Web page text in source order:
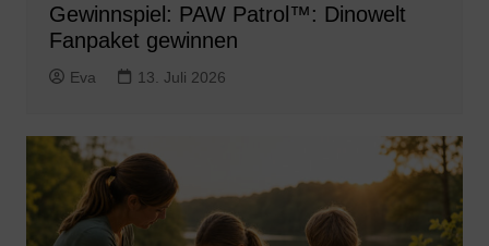
Gewinnspiel: PAW Patrol™: Dinowelt
Fanpaket gewinnen
Eva 13. Juli 2026